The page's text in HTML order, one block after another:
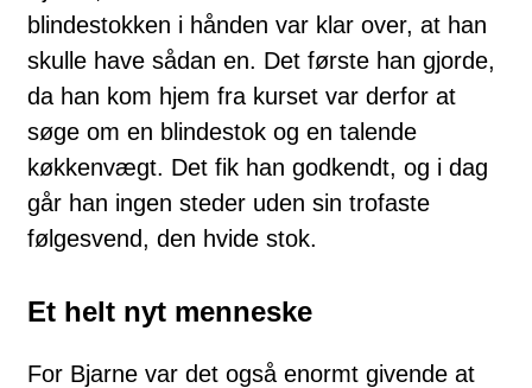
blindestokken i hånden var klar over, at han
skulle have sådan en. Det første han gjorde,
da han kom hjem fra kurset var derfor at
søge om en blindestok og en talende
køkkenvægt. Det fik han godkendt, og i dag
går han ingen steder uden sin trofaste
følgesvend, den hvide stok.
Et helt nyt menneske
For Bjarne var det også enormt givende at